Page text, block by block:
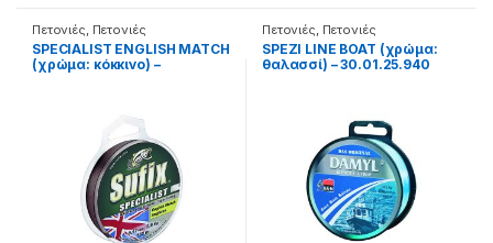
Πετονιές Πετονιές
Monofilament
SPECIALIST ENGLISH MATCH
(χρώμα: κόκκινο) –
Πετονιές Πετονιές
Monofilament
SPEZI LINE BOAT (χρώμα:
θαλασσί) – 30.01.25.940